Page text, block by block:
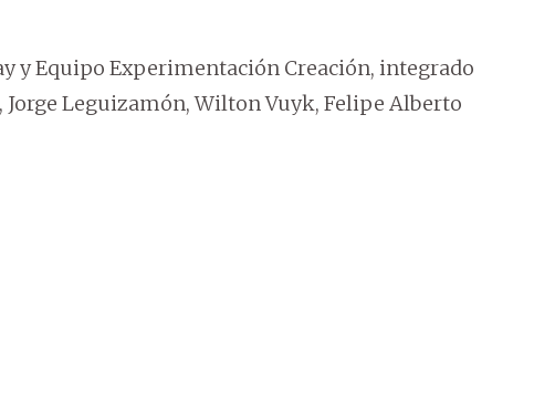
y Equipo Experimentación Creación, integrado
Leguizamón, Wilton Vuyk, Felipe Alberto